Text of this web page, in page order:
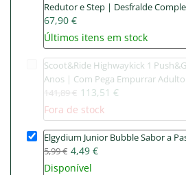
Redutor e Step | Desfralde
67,90 €
Últimos itens em stock
Scoot&Ride Highwaykick 1
Anos | Com Pega Empurrar Adulto
141,89 € 113,51 €
Fora de stock
Elgydium Junior Bubble Sabor a
5,99 € 4,49 €
Disponível